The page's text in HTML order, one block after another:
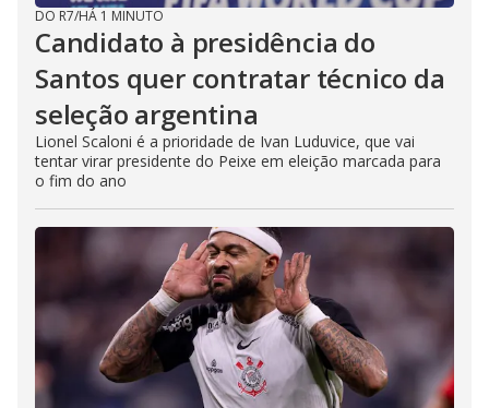
DO R7/HÁ 1 MINUTO
Candidato à presidência do
Santos quer contratar técnico da
seleção argentina
Lionel Scaloni é a prioridade de Ivan Luduvice, que vai
tentar virar presidente do Peixe em eleição marcada para
o fim do ano